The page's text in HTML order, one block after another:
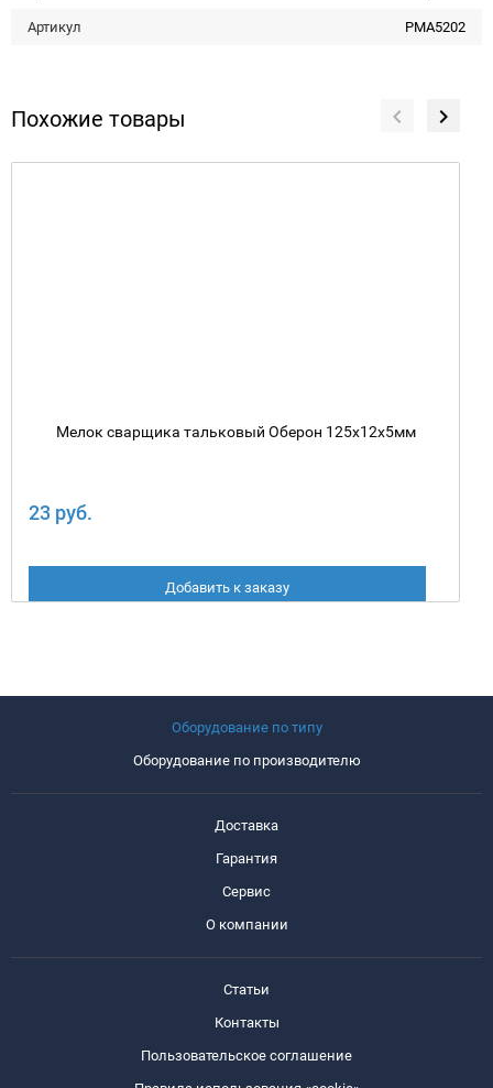
Артикул PMA5202
Похожие товары
Мелок сварщика тальковый Оберон 125х12х5мм
23 руб.
Добавить к заказу
Оборудование по типу
Оборудование по производителю
Доставка
Гарантия
Сервис
О компании
Статьи
Контакты
Пользовательское соглашение